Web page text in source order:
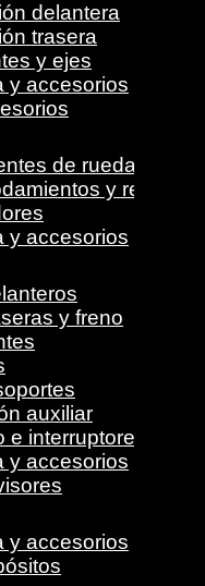
delantera
trasera
y ejes
y accesorios
de ruedas
y retenes
y accesorios
y freno
auxiliar
e interruptores
y accesorios
y accesorios